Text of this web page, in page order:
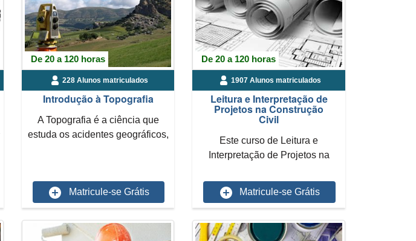
De 20 a 120 horas
228 Alunos matriculados
Introdução à Topografia
A Topografia é a ciência que
estuda os acidentes geográficos,
Matricule-se Grátis
De 20 a 120 horas
1907 Alunos matriculados
Leitura e Interpretação de
Projetos na Construção
Civil
Este curso de Leitura e
Interpretação de Projetos na
Matricule-se Grátis